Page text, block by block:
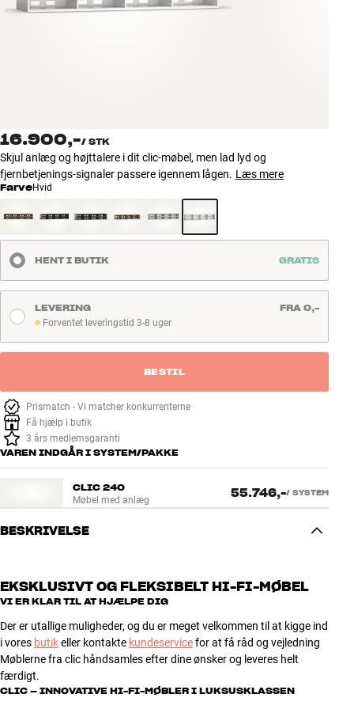
Tilbehør
NYHEDER
TILBUD
Find Butik
Kundeservice
Byg med Lyd
16.900,-/ STK
Skjul anlæg og højttalere i dit clic-møbel, men lad lyd og
fjernbetjenings-signaler passere igennem lågen. Læs mere
FarveHvid
HENT I BUTIK GRATIS
Forventet leveringstid 3-8 uger
Forventet leveringstid 3-8 uger
LEVERING FRA 0,-
BESTIL
Prismatch - Vi matcher konkurrenterne
Få hjælp i butik
3 års medlemsgaranti
VAREN INDGÅR I SYSTEM/PAKKE
CLIC 240
Møbel med anlæg
55.746,-/ SYSTEM
BESKRIVELSE
EKSKLUSIVT OG FLEKSIBELT HI-FI-MØBEL
VI ER KLAR TIL AT HJÆLPE DIG
Der er utallige muligheder, og du er meget velkommen til at kigge ind
i vores butikeller kontakte kundeservicefor at få råd og vejledning
Møblerne fra clic håndsamles efter dine ønsker og leveres helt
færdigt.
CLIC – INNOVATIVE HI-FI-MØBLER I LUKSUSKLASSEN